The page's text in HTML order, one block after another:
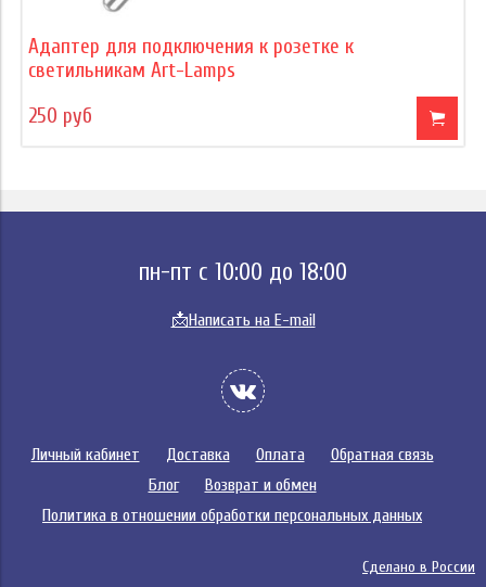
Адаптер для подключения к розетке к
светильникам Art-Lamps
250 руб
пн-пт с 10:00 до 18:00
📩Написать на E-mail
Личный кабинет Доставка Оплата
Обратная связь
Блог
Возврат и обмен
Политика в отношении обработки персональных данных
Сделано в России